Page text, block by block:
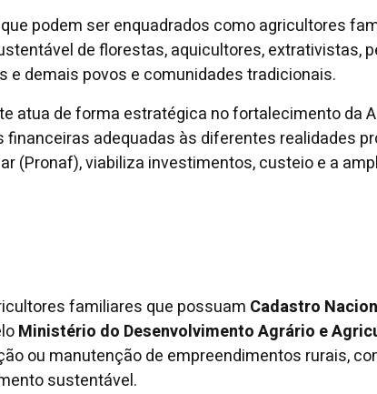
podem ser enquadrados como agricultores
de florestas, aquicultores, extrativistas,
e demais povos e comunidades tradicionais.
atua de forma estratégica no fortalecimento da
adequadas às diferentes realidades
(Pronaf), viabiliza investimentos, custeio e a
familiares que possuam Cadastro
Ministério do Desenvolvimento Agrário e
ou manutenção de empreendimentos rurais,
sustentável.